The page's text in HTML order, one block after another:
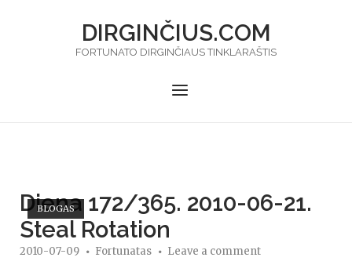
DIRGINČIUS.COM
FORTUNATO DIRGINČIAUS TINKLARAŠTIS
Menu
BLOGAS
Diena 172/365. 2010-06-21.
Steal Rotation
2010-07-09 Fortunatas Leave a comment